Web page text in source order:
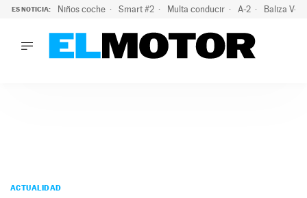
ES NOTICIA: Niños coche Smart #2 Multa conducir A-2 Baliza V-
PODCAST
ACTUALIDAD